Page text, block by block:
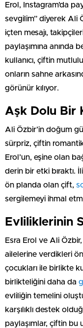
Erol, Instagram’da
sevgilim” diyerek Ali
içten mesajı,
paylaşımına anında
kullanıcı, çiftin
onların sahne
görünür kılıyor.
Aşk Dolu Bir
Ali Özbir’in doğum
sürpriz, çiftin
Erol’un, eşine olan
derin bir etki bıraktı.
ön planda olan çift,
sergilemeyi ihmal
Evliliklerinin
Esra Erol ve Ali
ailelerine verdikleri
çocukları ile birlikte
birlikteliğini daha da
evliliğin temelini
karşılıklı destek
paylaşımlar, çiftin bu